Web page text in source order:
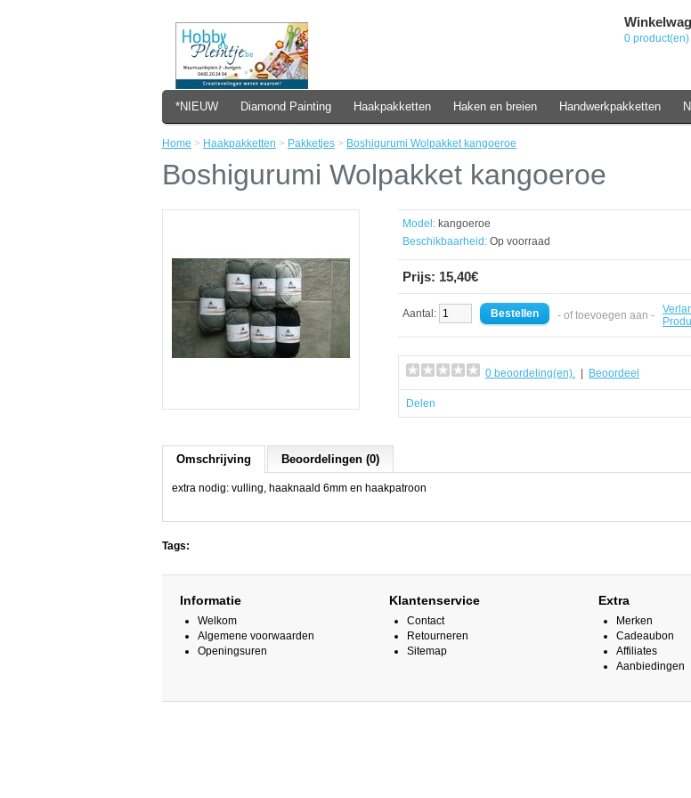
0
*NIEUW Diamond Painting Haakpakketten Haken en breien Handwerkpakketten
Home > Haakpakketten > Pakketjes > Boshigurumi Wolpakket kangoeroe
Boshigurumi Wolpakket kangoeroe
Model: kangoeroe
Beschikbaarheid: Op voorraad
Prijs: 15,40€
Aantal: - of toevoegen aan -
0 beoordeling(en). Beoordeel
Delen
Omschrijving Beoordelingen (0)
extra nodig: vulling, haaknaald 6mm en haakpatroon
Tags:
Informatie
Welkom
Algemene voorwaarden
Openingsuren
Klantenservice
Contact
Retourneren
Sitemap
Extra
Merken
Cadeaubon
Affiliates
Aanbiedingen